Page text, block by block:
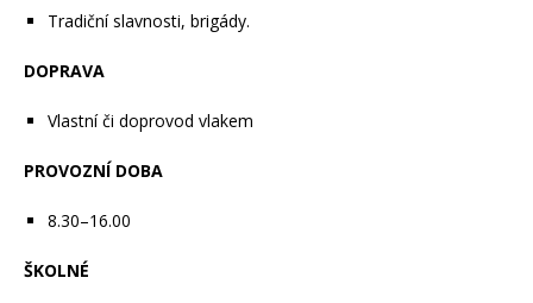
Tradiční slavnosti, brigády.
DOPRAVA
Vlastní či doprovod vlakem
PROVOZNÍ DOBA
8.30–16.00
ŠKOLNÉ